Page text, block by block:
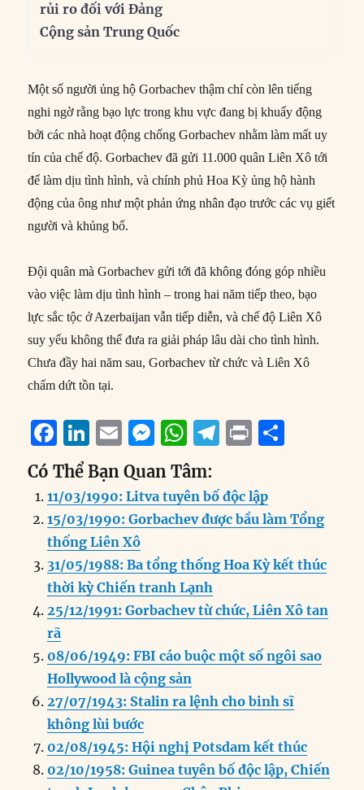
rủi ro đối với Đảng
Cộng sản Trung Quốc
Một số người ủng hộ Gorbachev thậm chí còn lên tiếng
nghi ngờ rằng bạo lực trong khu vực đang bị khuấy động
bởi các nhà hoạt động chống Gorbachev nhằm làm mất uy
tín của chế độ. Gorbachev đã gửi 11.000 quân Liên Xô tới
để làm dịu tình hình, và chính phủ Hoa Kỳ ủng hộ hành
động của ông như một phản ứng nhân đạo trước các vụ giết
người và khủng bố.
Đội quân mà Gorbachev gửi tới đã không đóng góp nhiều
vào việc làm dịu tình hình – trong hai năm tiếp theo, bạo
lực sắc tộc ở Azerbaijan vẫn tiếp diễn, và chế độ Liên Xô
suy yếu không thể đưa ra giải pháp lâu dài cho tình hình.
Chưa đầy hai năm sau, Gorbachev từ chức và Liên Xô
chấm dứt tồn tại.
F
a
c
e
b
o
o
k
Li
n
k
e
d
I
n
E
m
ai
l
M
e
ss
e
n
g
er
W
h
at
s
A
p
p
T
e
g
r
a
P
n
t
re
Có Thể Bạn Quan Tâm:
11/03/1990: Litva tuyên bố độc lập
15/03/1990: Gorbachev được bầu làm Tổng
thống Liên Xô
31/05/1988: Ba tổng thống Hoa Kỳ kết thúc
thời kỳ Chiến tranh Lạnh
25/12/1991: Gorbachev từ chức, Liên Xô tan
rã
08/06/1949: FBI cáo buộc một số ngôi sao
Hollywood là cộng sản
27/07/1943: Stalin ra lệnh cho binh sĩ
không lùi bước
02/08/1945: Hội nghị Potsdam kết thúc
02/10/1958: Guinea tuyên bố độc lập, Chiến